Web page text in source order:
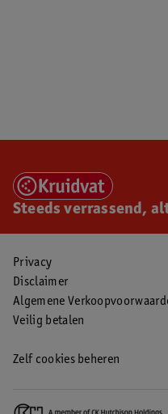
Steeds verrassend,
Privacy
Disclaimer
Algemene
Veilig betalen
Zelf cookies beheren